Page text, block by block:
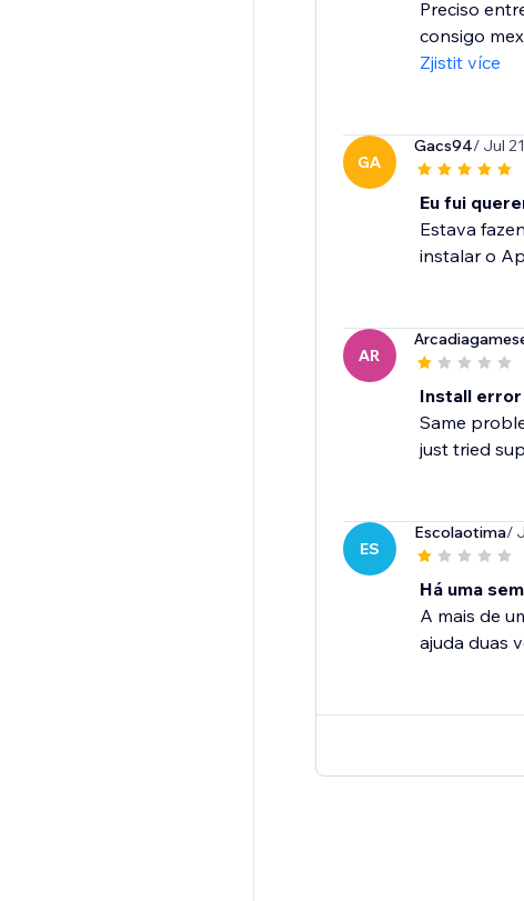
Preciso
consigo
Zjistit více
GA
Gacs94/ Jul
Eu fui
Estava
instalar o
AR
Install error
Same
just tried
ES
Escolaotima/
Há uma
A mais de
ajuda duas